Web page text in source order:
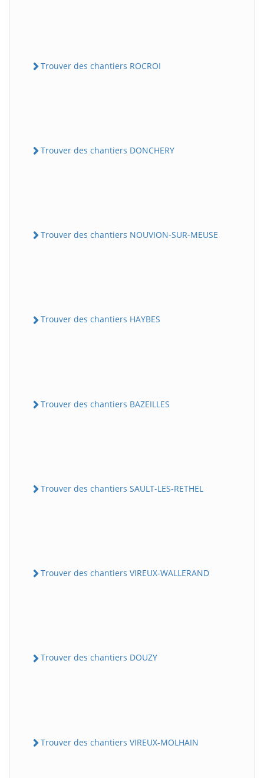
Trouver des chantiers ROCROI
Trouver des chantiers DONCHERY
Trouver des chantiers NOUVION-SUR-MEUSE
Trouver des chantiers HAYBES
Trouver des chantiers BAZEILLES
Trouver des chantiers SAULT-LES-RETHEL
Trouver des chantiers VIREUX-WALLERAND
Trouver des chantiers DOUZY
Trouver des chantiers VIREUX-MOLHAIN